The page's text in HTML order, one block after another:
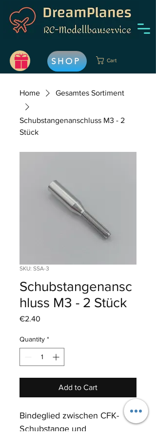
SHOP Cart
Home Gesamtes Sortiment
Schubstangenanschluss M3 - 2
Stück
SKU: SSA-3
Schubstangenansc
hluss M3 - 2 Stück
€2.40
Quantity *
Add to Cart
Bindeglied zwischen CFK-
Schubstange und